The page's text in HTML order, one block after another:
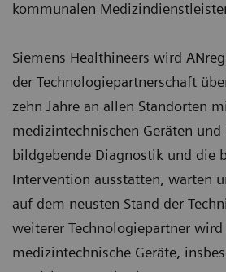
kommunalen
Siemens Healthineers wird
der Technologiepartnerschaft
zehn Jahre an allen Standorten
medizintechnischen Geräten
bildgebende Diagnostik und die
Intervention ausstatten, warten
auf dem neusten Stand der
weiterer Technologiepartner wird
medizintechnische Geräte,